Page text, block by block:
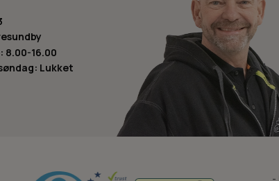
8.00-16.00
Lukket
-